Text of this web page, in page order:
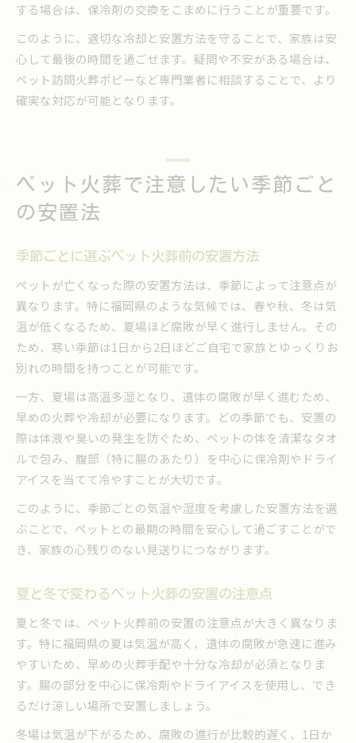
する場合は、保冷剤の交換をこまめに行うことが重要です。
このように、適切な冷却と安置方法を守ることで、家族は安
心して最後の時間を過ごせます。疑問や不安がある場合は、
ペット訪問火葬ポピーなど専門業者に相談することで、より
確実な対応が可能となります。
ペット火葬で注意したい季節ごと
の安置法
季節ごとに選ぶペット火葬前の安置方法
ペットが亡くなった際の安置方法は、季節によって注意点が
異なります。特に福岡県のような気候では、春や秋、冬は気
温が低くなるため、夏場ほど腐敗が早く進行しません。その
ため、寒い季節は1日から2日ほどご自宅で家族とゆっくりお
別れの時間を持つことが可能です。
一方、夏場は高温多湿となり、遺体の腐敗が早く進むため、
早めの火葬や冷却が必要になります。どの季節でも、安置の
際は体液や臭いの発生を防ぐため、ペットの体を清潔なタオ
ルで包み、腹部（特に腸のあたり）を中心に保冷剤やドライ
アイスを当てて冷やすことが大切です。
このように、季節ごとの気温や湿度を考慮した安置方法を選
ぶことで、ペットとの最期の時間を安心して過ごすことがで
き、家族の心残りのない見送りにつながります。
夏と冬で変わるペット火葬の安置の注意点
夏と冬では、ペット火葬前の安置の注意点が大きく異なりま
す。特に福岡県の夏は気温が高く、遺体の腐敗が急速に進み
やすいため、早めの火葬手配や十分な冷却が必須となりま
す。腸の部分を中心に保冷剤やドライアイスを使用し、でき
るだけ涼しい場所で安置しましょう。
冬場は気温が下がるため、腐敗の進行が比較的遅く、1日か